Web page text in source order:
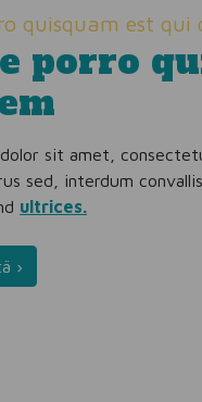
quisquam est qui
porro
sit amet,
sed, interdum
ultrices.
›